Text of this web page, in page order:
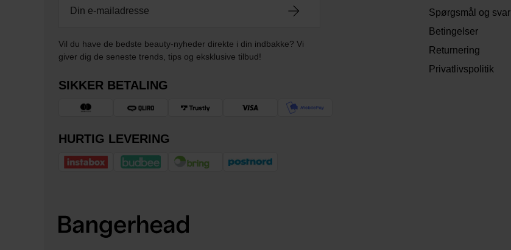
Vil du have de bedste beauty-nyheder direkte i din indbakke? Vi
giver dig de seneste trends, tips og eksklusive tilbud!
SIKKER BETALING
HURTIG LEVERING
Spørgsmål og svar
Betingelser
Returnering
Privatlivspolitik